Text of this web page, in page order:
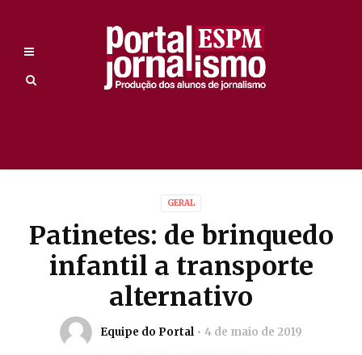
GERAL
Patinetes: de brinquedo
infantil a transporte
alternativo
Equipe do Portal 4 de maio de 2019